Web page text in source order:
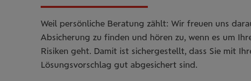
Weil persönliche Beratung zählt: Wir freuen uns
Absicherung zu finden und hören zu, wenn es um
Risiken geht. Damit ist sichergestellt, dass Sie mit
Lösungsvorschlag gut abgesichert sind.